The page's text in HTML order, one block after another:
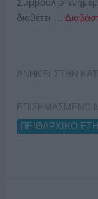
διαθέτει …
ΑΝΗΚΕΙ ΣΤΗΝ
ΕΠΙΣΗΜΑΣΜΕΝΟ
ΠΕΙΘΑΡΧΙΚΟ